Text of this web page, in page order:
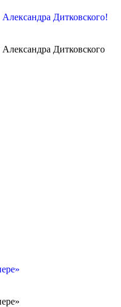
Дитковского!
Дитковского